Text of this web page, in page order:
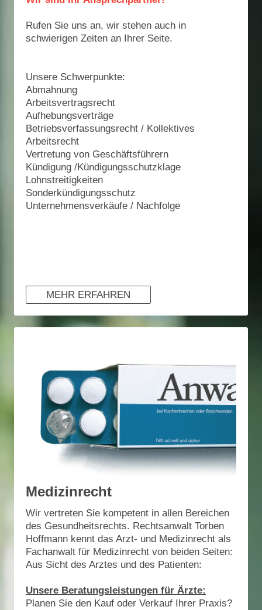
Rufen Sie uns an, wir stehen auch in
schwierigen Zeiten an Ihrer Seite.
Unsere Schwerpunkte:
Abmahnung
Arbeitsvertragsrecht
Aufhebungsverträge
Betriebsverfassungsrecht / Kollektives
Arbeitsrecht
Vertretung von Geschäftsführern
Kündigung /Kündigungsschutzklage
Lohnstreitigkeiten
Sonderkündigungsschutz
Unternehmensverkäufe / Nachfolge
MEHR ERFAHREN
Medizinrecht
Wir vertreten Sie kompetent in allen Bereichen
des Gesundheitsrechts. Rechtsanwalt Torben
Hoffmann kennt das Arzt- und Medizinrecht als
Fachanwalt für Medizinrecht von beiden Seiten:
Aus Sicht des Arztes und des Patienten:
Unsere Beratungsleistungen für Ärzte:
Planen Sie den Kauf oder Verkauf Ihrer Praxis?